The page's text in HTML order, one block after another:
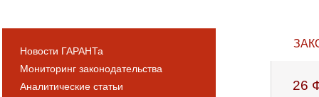
Новости ГАРАНТа
Мониторинг законодательства
Аналитические статьи
26